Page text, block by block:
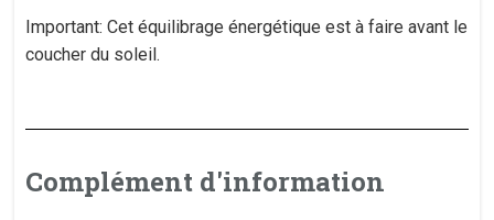
Important: Cet équilibrage énergétique est à faire avant le
coucher du soleil.
Complément d'information